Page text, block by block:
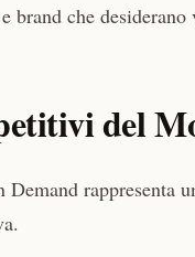
brand che
del
Demand